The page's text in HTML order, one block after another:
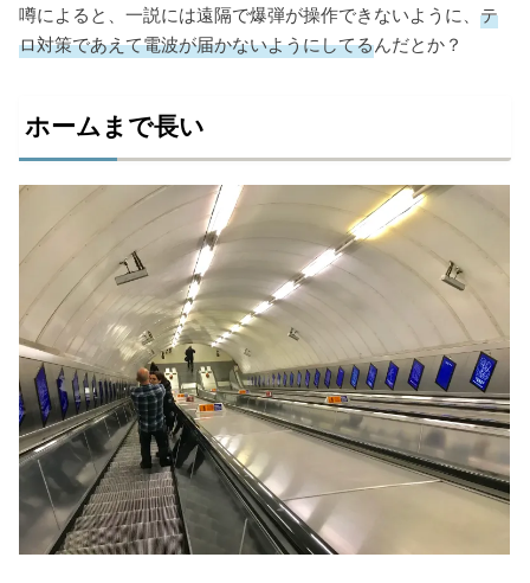
噂によると、一説には遠隔で爆弾が操作できないように、テ
ロ対策であえて電波が届かないようにしてるんだとか？
ホームまで長い